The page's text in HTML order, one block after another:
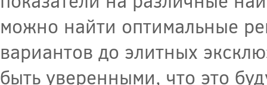
можно найти оптимальные
вариантов до элитных
быть уверенными, что это